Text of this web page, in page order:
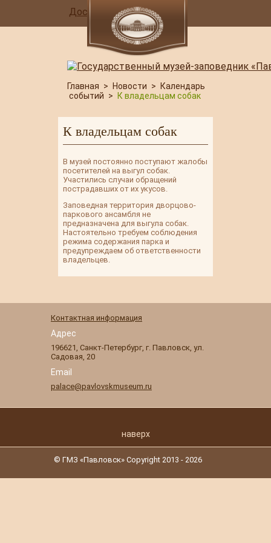
Доступная среда
Главная > Новости >
Календарь
событий > К владельцам собак
К владельцам собак
В музей постоянно поступают жалобы
посетителей на выгул собак.
Участились случаи обращений
пострадавших от их укусов.
Заповедная территория дворцово-
паркового ансамбля не
предназначена для выгула собак.
Настоятельно требуем соблюдения
режима содержания парка и
предупреждаем об ответственности
владельцев.
Контактная информация
Адрес
196621 Санкт-Петербург г. Павловск ул.
Садовая, 20
Email
palace@pavlovskmuseum.ru
наверх
© ГМЗ «Павловск» Copyright 2013 - 2026